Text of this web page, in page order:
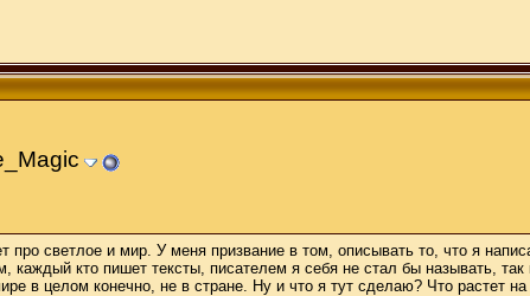
про светлое и мир. У меня призвание в том, описывать то, что я
кто пишет тексты, писателем я себя не стал бы называть,
в целом конечно, не в стране. Ну и что я тут сделаю? Что растет